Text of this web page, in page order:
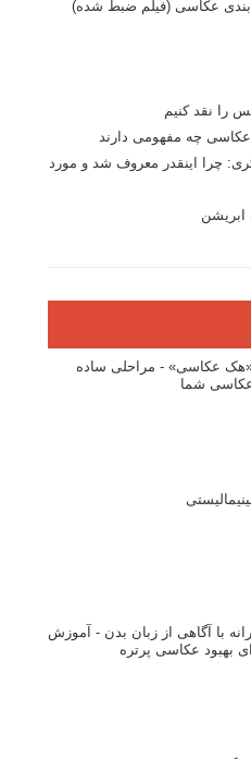
بندی عکاسی (فیلم ضبط شده)
نقد کنیم
عکاسی چه مفهومی دارند
چرا اینقدر معروف شد و مورد
ابریشن
عکاسی» - مراحلی ساده
شما
با آگاهی از زبان بدن - آموزش